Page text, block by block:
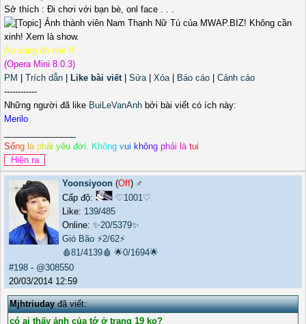
Sở thích : Đi chơi với bạn bè, onl face . . .
Áo vàng đó nhe !!
(Opera Mini 8.0.3)
PM
Trích dẫn Like bài viết| Sửa| Xóa| Báo cáo
Cảnh cáo
------------
Những người đã like BuiLeVanAnh bởi bài viết có ích này:
Merilo
Sống à phải yêu đời. Không vui không phải à tui
Yoonsiyoon (Off) ♂️
Cấp độ:
♡1001♡
Like: 139/485
Online: ✨20/5379✨
Gió Bão ⚡2/62⚡
🩸81/4139🩸 🌟0/1694🌟
#198 - @308550
20/03/2014 12:59
Mjhtriudayđã viết:
có ai thấy ảnh của tớ ở trang 19 ko?